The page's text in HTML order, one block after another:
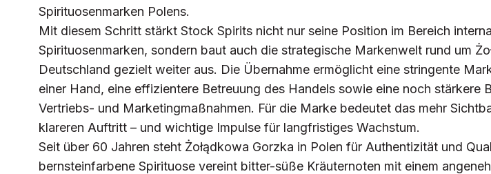
Spirituosenmarken Polens.
Mit diesem Schritt stärkt Stock Spirits nicht nur seine Position im Bereich
Spirituosenmarken, sondern baut auch die strategische Markenwelt rund um
Deutschland gezielt weiter aus. Die Übernahme ermöglicht eine stringente
einer Hand, eine effizientere Betreuung des Handels sowie eine noch stärkere
Vertriebs- und Marketingmaßnahmen. Für die Marke bedeutet das mehr
klareren Auftritt – und wichtige Impulse für langfristiges Wachstum.
Seit über 60 Jahren steht Żołądkowa Gorzka in Polen für Authentizität und
bernsteinfarbene Spirituose vereint bitter-süße Kräuternoten mit einem